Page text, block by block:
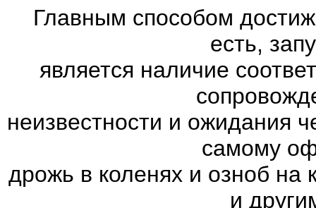
Главным способом
есть,
является наличие
неизвестности и ожидания
самому
дрожь в коленях и озноб на
и